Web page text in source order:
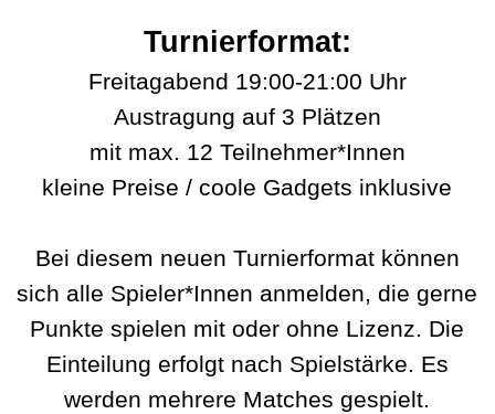
Turnierformat:
Freitagabend 19:00-21:00 Uhr
Austragung auf 3 Plätzen
mit max. 12 Teilnehmer*Innen
kleine Preise / coole Gadgets inklusive
Bei diesem neuen Turnierformat können
sich alle Spieler*Innen anmelden, die gerne
Punkte spielen mit oder ohne Lizenz. Die
Einteilung erfolgt nach Spielstärke. Es
werden mehrere Matches gespielt.